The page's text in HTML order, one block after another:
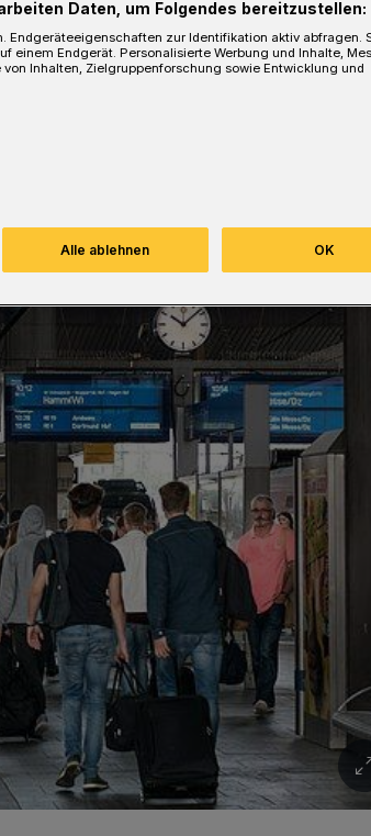
Daten, um Folgendes bereitzustellen:
Endgeräteeigenschaften zur Identifikation aktiv abfragen.
einem Endgerät. Personalisierte Werbung und Inhalte,
Inhalten, Zielgruppenforschung sowie Entwicklung und
Alle ablehnen OK